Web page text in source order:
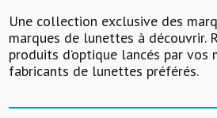
Une collection exclusive des
marques de lunettes à découvrir.
produits d’optique lancés par vos
fabricants de lunettes préférés.